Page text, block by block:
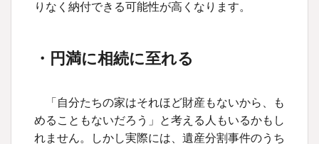
りなく納付できる可能性が高くなります。
・円満に相続に至れる
「自分たちの家はそれほど財産もないから、も
めることもないだろう」と考える人もいるかもし
れません。しかし実際には、遺産分割事件のうち